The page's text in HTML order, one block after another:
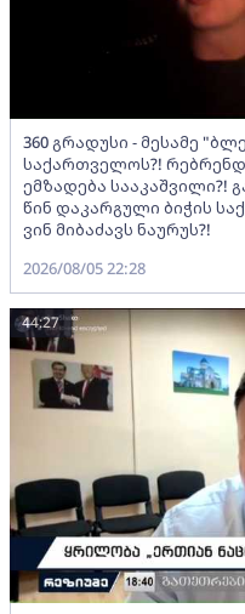
360 გრადუსი - მესამე
საქართველოს?!
ემზადება სააკაშვილი?!
წინ დაკარგული ბიჭის
ვინ მიბაძავს ნაურუს?!
2026/08/05 22:28
44:27